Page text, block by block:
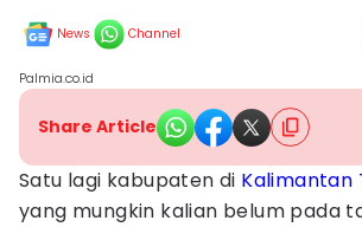
News Channel
Palmia.co.id
Share Article
Satu lagi kabupaten di Kalimantan
yang mungkin kalian belum pada